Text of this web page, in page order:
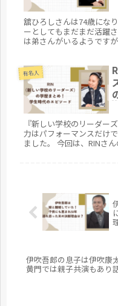
舘ひろしさんは74歳にな
ーとしてもまだまだ活躍
は弟さんがいるようです
軽くまとめてみようと思
有名人
『新しい学校のリーダー
力はパフォーマンスだけ
ました。 今回は、RINさ
伊吹吾郎の息子は伊吹康
黄門では親子共演もあり